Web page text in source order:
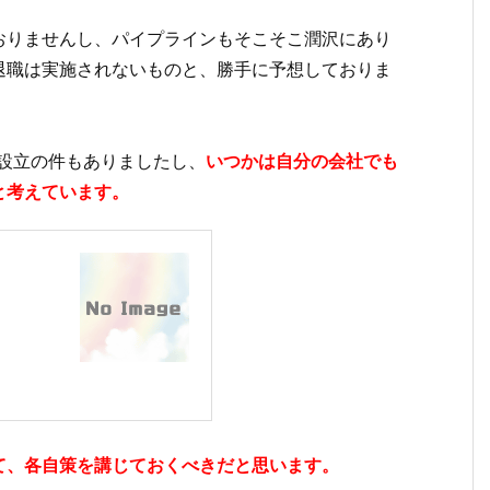
ませんし、パイプラインもそこそこ潤沢にあり
は実施されないものと、勝手に予想しておりま
の件もありましたし、 いつかは自分の会社でも
えています。
各自策を講じておくべきだと思います。